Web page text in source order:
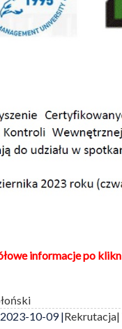
informacje po
2023-10-09 |Rekrutacja|